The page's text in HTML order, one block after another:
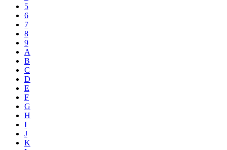
5
6
7
8
9
A
B
C
D
E
F
G
H
I
J
K